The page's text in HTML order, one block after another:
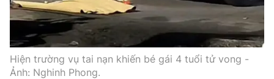
Hiện trường vụ tai nạn khiến bé gái 4 tuổi tử vong -
Ảnh: Nghinh Phong.